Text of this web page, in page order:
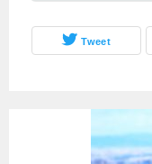
Tweet